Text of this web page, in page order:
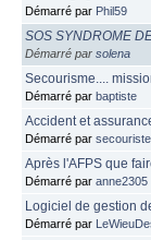
Démarré par Phil59
SOS SYNDROME
Démarré par solena
Secourisme....
Démarré par baptiste
Accident et
Démarré par
Après l'AFPS que
Démarré par anne2305
Logiciel de gestion
Démarré par